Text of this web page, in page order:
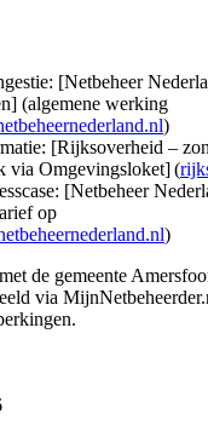
[Netbeheer
(algemene werking
)
[Rijksoverheid –
via Omgevingsloket] (
[Netbeheer
op
)
de gemeente
via